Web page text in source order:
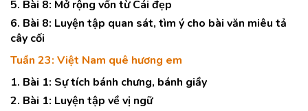
5. Bài 8: Mở rộng vốn từ Cái đẹp
6. Bài 8: Luyện tập quan sát, tìm ý cho bài văn miêu tả
cây cối
Tuần 23: Việt Nam quê hương em
1. Bài 1: Sự tích bánh chưng, bánh giầy
2. Bài 1: Luyện tập về vị ngữ